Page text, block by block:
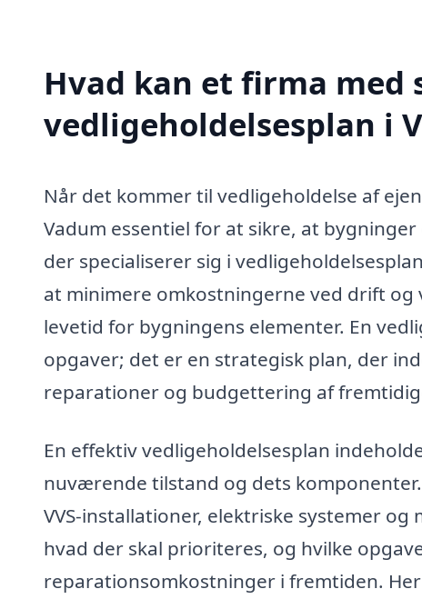
Hvad kan et firma med
vedligeholdelsesplan i
Når det kommer til vedligeholdelse af
Vadum essentiel for at sikre, at
der specialiserer sig i
at minimere omkostningerne ved drift og
levetid for bygningens elementer. En
opgaver; det er en strategisk plan, der
reparationer og budgettering af
En effektiv vedligeholdelsesplan
nuværende tilstand og dets
VVS-installationer, elektriske systemer
hvad der skal prioriteres, og hvilke
reparationsomkostninger i fremtiden.